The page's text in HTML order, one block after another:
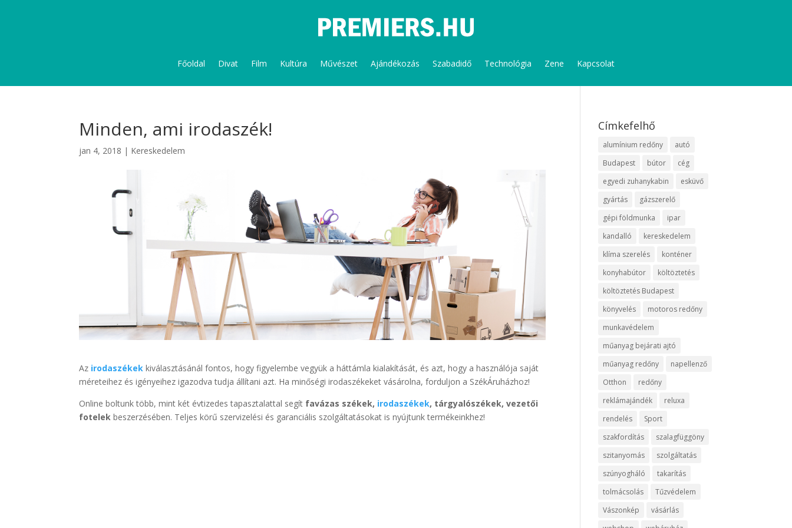
Főoldal Divat Film Kultúra Művészet Ajándékozás Szabadidő Technológia Zene Kapcsolat
Minden, ami irodaszék!
jan 4, 2018 | Kereskedelem
Az irodaszékek kiválasztásánál fontos, hogy figyelembe vegyük a háttámla kialakítását, és azt, hogy a használója saját
méreteihez és igényeihez igazodva tudja állítani azt. Ha minőségi irodaszékeket vásárolna, forduljon a SzékÁruházhoz!
Online boltunk több, mint két évtizedes tapasztalattal segít favázas székek, irodaszékek, tárgyalószékek, vezetői
fotelek beszerzésében. Teljes körű szervizelési és garanciális szolgáltatásokat is nyújtunk termékeinkhez!
Címkefelhő
alumínium redőny
autó
Budapest
bútor
cég
egyedi zuhanykabin
esküvő
gyártás
gázszerelő
gépi földmunka
ipar
kandalló
kereskedelem
klíma szerelés
konténer
konyhabútor
költöztetés
költöztetés Budapest
könyvelés
motoros redőny
munkavédelem
műanyag bejárati ajtó
műanyag redőny
napellenző
Otthon
redőny
reklámajándék
reluxa
rendelés
Sport
szakfordítás
szalagfüggöny
szitanyomás
szolgáltatás
szúnyogháló
takarítás
tolmácsolás
Tűzvédelem
Vászonkép
vásárlás